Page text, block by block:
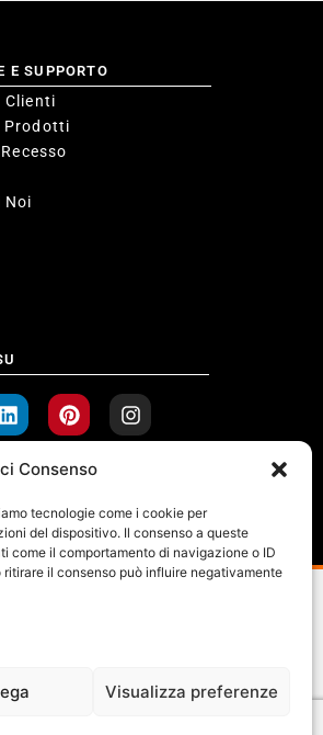
Consenso
tecnologie come i cookie per
del dispositivo. Il consenso a queste
come il comportamento di navigazione o ID
il consenso può influire negativamente
Visualizza preferenze
E SUPPORTO
Clienti
Prodotti
Noi